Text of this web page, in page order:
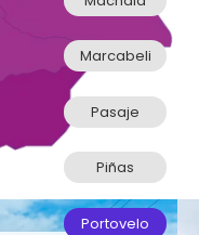
Marcabeli
Pasaje
Piñas
Portovelo